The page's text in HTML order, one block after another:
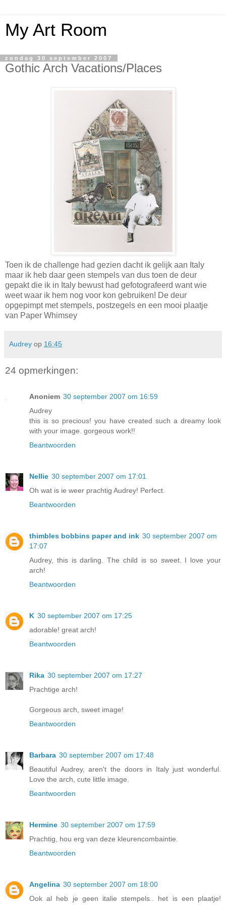
My Art Room
zondag 30 september 2007
Gothic Arch Vacations/Places
Toen ik de challenge had gezien dacht ik gelijk aan Italy
maar ik heb daar geen stempels van dus toen de deur
gepakt die ik in Italy bewust had gefotografeerd want wie
weet waar ik hem nog voor kon gebruiken! De deur
opgepimpt met stempels, postzegels en een mooi plaatje
van Paper Whimsey
Audrey op 16:45
24 opmerkingen:
Anoniem 30 september 2007 om 16:59
Audrey
this is so precious! you have created such a dreamy look
with your image. gorgeous work!!
Beantwoorden
Nellie 30 september 2007 om 17:01
Oh wat is ie weer prachtig Audrey! Perfect.
Beantwoorden
thimbles bobbins paper and ink 30 september 2007 om
17:07
Audrey, this is darling. The child is so sweet. I love your
arch!
Beantwoorden
K 30 september 2007 om 17:25
adorable! great arch!
Beantwoorden
Rika 30 september 2007 om 17:27
Prachtige arch!
Gorgeous arch, sweet image!
Beantwoorden
Barbara 30 september 2007 om 17:48
Beautiful Audrey, aren't the doors in Italy just wonderful.
Love the arch, cute little image.
Beantwoorden
Hermine 30 september 2007 om 17:59
Prachtig, hou erg van deze kleurencombaintie.
Beantwoorden
Angelina 30 september 2007 om 18:00
Ook al heb je geen italie stempels.. het is een plaatje!